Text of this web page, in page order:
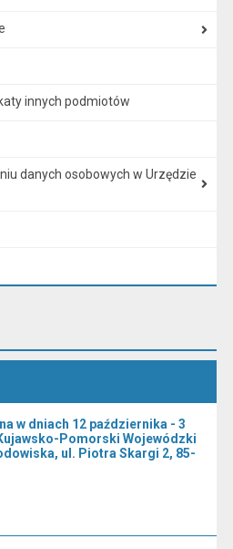
innych podmiotów
danych osobowych w Urzędzie
w dniach 12 października - 3
Pomorski Wojewódzki
ul. Piotra Skargi 2, 85-